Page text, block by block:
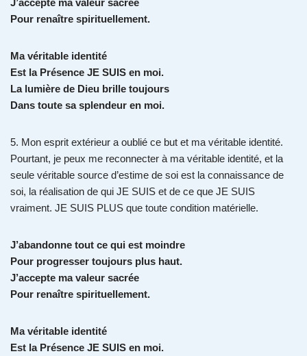
J’accepte ma valeur sacrée
Pour renaître spirituellement.
Ma véritable identité
Est la Présence JE SUIS en moi.
La lumière de Dieu brille toujours
Dans toute sa splendeur en moi.
5. Mon esprit extérieur a oublié ce but et ma véritable identité.
Pourtant, je peux me reconnecter à ma véritable identité, et la
seule véritable source d’estime de soi est la connaissance de
soi, la réalisation de qui JE SUIS et de ce que JE SUIS
vraiment. JE SUIS PLUS que toute condition matérielle.
J’abandonne tout ce qui est moindre
Pour progresser toujours plus haut.
J’accepte ma valeur sacrée
Pour renaître spirituellement.
Ma véritable identité
Est la Présence JE SUIS en moi.